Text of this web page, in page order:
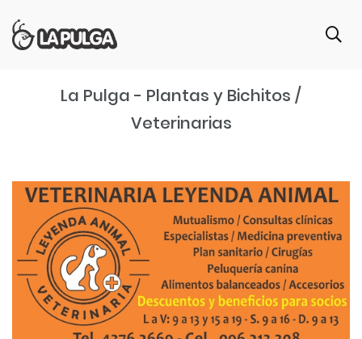
La Pulga - Plantas y Bichitos /
Veterinarias